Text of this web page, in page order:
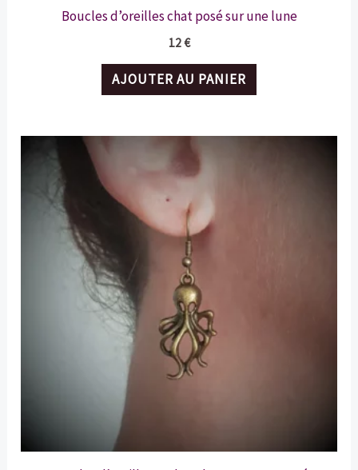
Boucles d’oreilles chat posé sur une lune
12€
AJOUTER AU PANIER